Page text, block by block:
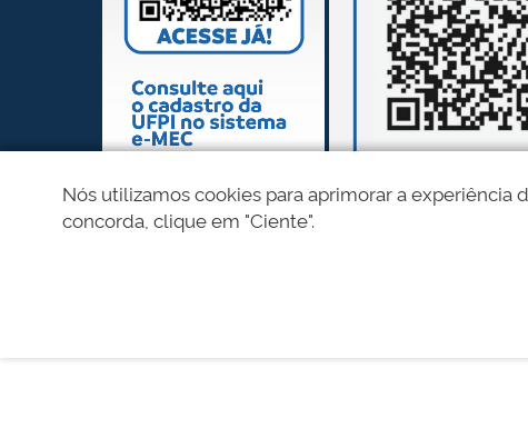
Nós utilizamos cookies para aprimorar a experiência
concorda, clique em "Ciente".